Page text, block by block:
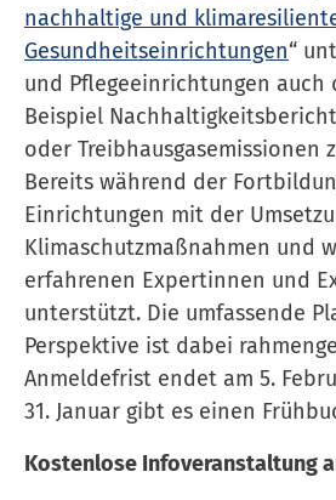
nachhaltige und
Gesundheitseinrichtungen“
und Pflegeeinrichtungen auch
Beispiel
oder Treibhausgasemissionen
Bereits während der
Einrichtungen mit der
Klimaschutzmaßnahmen und
erfahrenen Expertinnen und
unterstützt. Die umfassende
Perspektive ist dabei
Anmeldefrist endet am 5.
31. Januar gibt es einen
Kostenlose Infoveranstaltung